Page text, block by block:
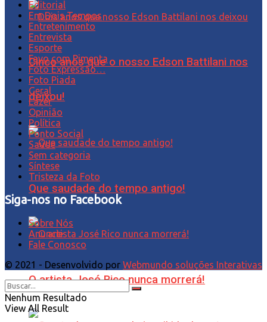
Cinco anos que o nosso Edson Battilani nos
deixou!
Que saudade do tempo antigo!
O artista José Rico nunca morrerá!
Editorial
Em Dois Tempos
Entretenimento
Entrevista
Esporte
Favo com Pimenta
Foto Expressão…
Foto Piada
Geral
Lazer
Opinião
Política
Ponto Social
Saúde
Sem categoria
Síntese
Tristeza da Foto
Siga-nos no Facebook
Sobre Nós
Anuncie
Fale Conosco
© 2021 - Desenvolvido por Webmundo soluções Interativas
Nenhum Resultado
View All Result